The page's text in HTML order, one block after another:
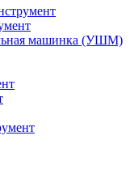
машинка (УШМ)